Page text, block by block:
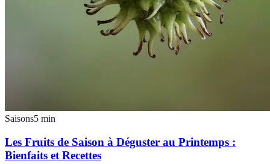
Saisons5 min
Les Fruits de Saison à Déguster au Printemps :
Bienfaits et Recettes